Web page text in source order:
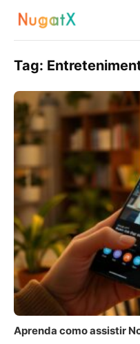
Tag:
Aprenda como assistir